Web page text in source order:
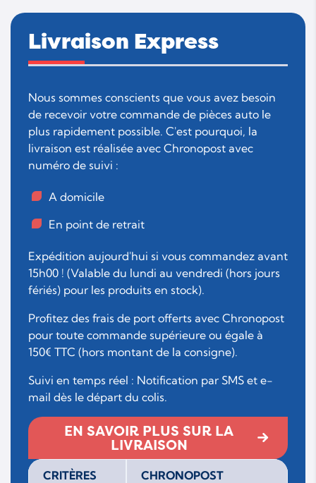
Livraison Express
Nous sommes conscients que vous avez besoin
de recevoir votre commande de pièces auto le
plus rapidement possible. C'est pourquoi, la
livraison est réalisée avec Chronopost avec
numéro de suivi :
A domicile
En point de retrait
Expédition aujourd'hui si vous commandez avant
15h00 ! (Valable du lundi au vendredi (hors jours
fériés) pour les produits en stock).
Profitez des frais de port offerts avec Chronopost
pour toute commande supérieure ou égale à
150€ TTC (hors montant de la consigne).
Suivi en temps réel : Notification par SMS et e-
mail dès le départ du colis.
EN SAVOIR PLUS SUR LA
LIVRAISON
CRITÈRES CHRONOPOST